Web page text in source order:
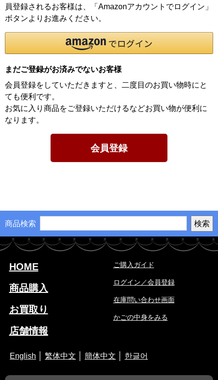
員登録されるお客様は、「Amazonアカウントでログイン」
ボタンよりお進みください。
まだご登録がお済みでないお客様
会員登録をしていただきますと、二度目のお買い物時にと
ても便利です。
お気に入り商品をご登録いただけるなどお買い物が便利に
なります。
会員登録
商品検索
HOME
商品購入
お買取り
店舗情報
ご購入ガイド
ログイン／会員登録
在庫問い合わせ画面
かごの中身をみる
English 繁体中文 簡体中文 한글어